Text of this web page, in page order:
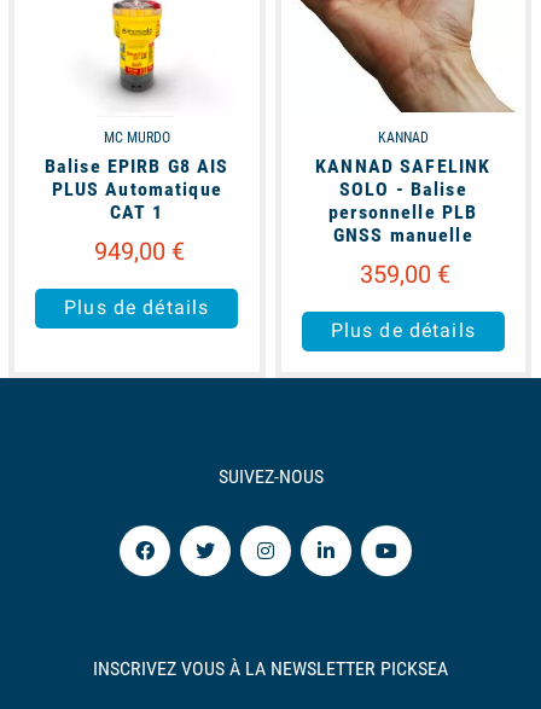
MC MURDO
Balise EPIRB G8 AIS
PLUS Automatique
CAT 1
949,00 €
Plus de détails
KANNAD
KANNAD SAFELINK
SOLO - Balise
personnelle PLB
GNSS manuelle
359,00 €
Plus de détails
SUIVEZ-NOUS
INSCRIVEZ VOUS À LA NEWSLETTER PICKSEA